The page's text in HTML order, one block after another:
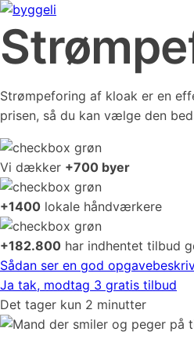
Strømpeforing af kloak er en
prisen, så du kan vælge den
Vi dækker +700 byer
+1400 lokale håndværkere
+182.800 har indhentet tilbud
Sådan ser en god
Ja tak, modtag 3 gratis tilbud
Det tager kun 2 minutter